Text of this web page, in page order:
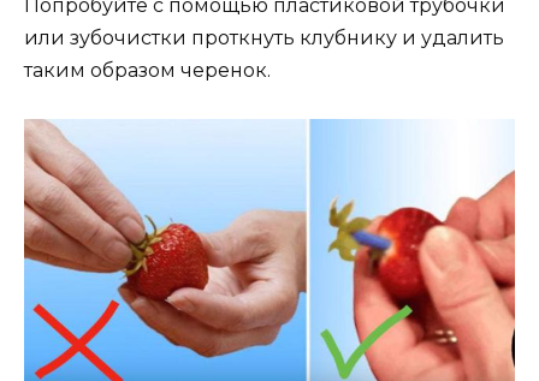
Попробуйте с помощью пластиковой трубочки
или зубочистки проткнуть клубнику и удалить
таким образом черенок.